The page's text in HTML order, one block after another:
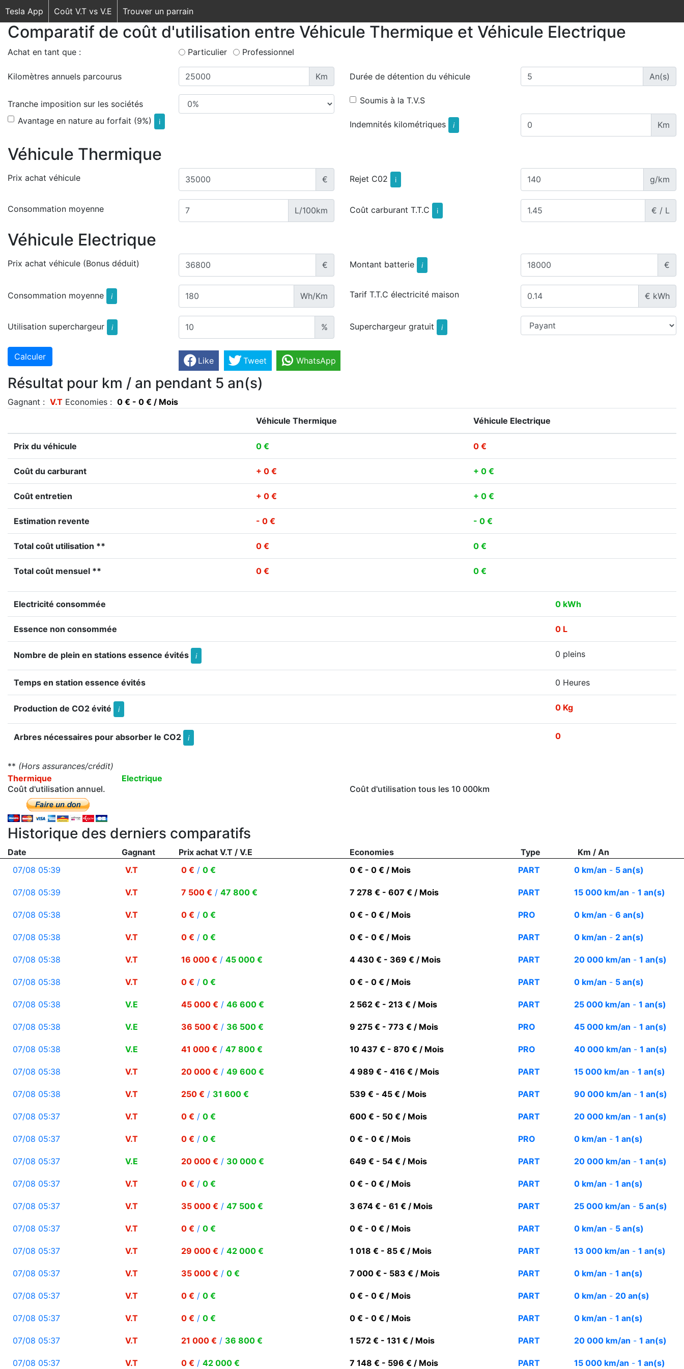
Tesla App Coût V.T vs V.E Trouver un parrain
Comparatif de coût d'utilisation entre Véhicule Thermique et Véhicule Electrique
Achat en tant que : Particulier Professionnel
Kilomètres annuels parcourus Km Durée de détention du véhicule An(s)
Tranche imposition sur les sociétés
Soumis à la T.V.S
Avantage en nature au forfait (9%)
i Indemnités kilométriques i Km
Véhicule Thermique
Prix achat véhicule € Rejet C02 i g/km
Consommation moyenne L/100km Coût carburant T.T.C i € / L
Véhicule Electrique
Prix achat véhicule (Bonus déduit) € Montant batterie i €
Consommation moyenne i Wh/Km Tarif T.T.C électricité maison € kWh
Utilisation superchargeur i % Superchargeur gratuit i
Like Tweet WhatsApp
Résultat pour km / an pendant 5 an(s)
Gagnant : V.T Economies : 0 € - 0 € / Mois
Véhicule Thermique
Véhicule Electrique
Prix du véhicule 0 € 0 €
Coût du carburant + 0 € + 0 €
Coût entretien + 0 € + 0 €
Estimation revente - 0 € - 0 €
Total coût utilisation ** 0 € 0 €
Total coût mensuel ** 0 € 0 €
Electricité consommée 0 kWh
Essence non consommée 0 L
Nombre de plein en stations essence évités i 0 pleins
Temps en station essence évités 0 Heures
Production de CO2 évité i 0 Kg
Arbres nécessaires pour absorber le CO2 i 0
** (Hors assurances/crédit)
Thermique
Electrique
Coût d'utilisation annuel.
Coût d'utilisation tous les 10 000km
Historique des derniers comparatifs
Date Gagnant Prix achat V.T / V.E Economies Type
Km / An
07/08 05:39
V.T 0 € / 0 € 0 € - 0 € / Mois PART 0 km/an - 5 an(s)
07/08 05:39 V.T 7 500 € / 47 800 € 7 278 € - 607 € / Mois PART 15 000 km/an -1 an(s)
07/08 05:38 V.T 0 € / 0 € 0 € - 0 € / Mois PRO 0 km/an -6 an(s)
07/08 05:38 V.T 0 € / 0 € 0 € - 0 € / Mois PART 0 km/an - 2 an(s)
07/08 05:38 V.T 16 000 € / 45 000 € 4 430 € - 369 € / Mois PART 20 000 km/an -1 an(s)
07/08 05:38 V.T 0 € / 0 € 0 € - 0 € / Mois PART 0 km/an - 5 an(s)
07/08 05:38 V.E 45 000 € / 46 600 € 2 562 € - 213 € / Mois PART 25 000 km/an -1 an(s)
07/08 05:38 V.E 36 500 € / 36 500 € 9 275 € - 773 € / Mois PRO 45 000 km/an -1 an(s)
07/08 05:38 V.E 41 000 € / 47 800 € 10 437 € - 870 € / Mois PRO 40 000 km/an -1 an(s)
07/08 05:38 V.T 20 000 € / 49 600 € 4 989 € - 416 € / Mois PART 15 000 km/an -1 an(s)
07/08 05:38 V.T 250 € / 31 600 € 539 € - 45 € / Mois PART 90 000 km/an -1 an(s)
07/08 05:37 V.T 0 € / 0 € 600 € - 50 € / Mois PART 20 000 km/an -1 an(s)
07/08 05:37 V.T 0 € / 0 € 0 € - 0 € / Mois PRO 0 km/an -1 an(s)
07/08 05:37 V.E 20 000 € / 30 000 € 649 € - 54 € / Mois PART 20 000 km/an -1 an(s)
07/08 05:37 V.T 0 € / 0 € 0 € - 0 € / Mois PART 0 km/an -1 an(s)
07/08 05:37 V.T 35 000 € / 47 500 € 3 674 € - 61 € / Mois PART 25 000 km/an - 5 an(s)
07/08 05:37 V.T 0 € / 0 € 0 € - 0 € / Mois PART 0 km/an - 5 an(s)
07/08 05:37 V.T 29 000 € / 42 000 € 1 018 € - 85 € / Mois PART 13 000 km/an -1 an(s)
07/08 05:37 V.T 35 000 € / 0 € 7 000 € - 583 € / Mois PART 0 km/an -1 an(s)
07/08 05:37 V.T 0 € / 0 € 0 € - 0 € / Mois PART 0 km/an - 20 an(s)
07/08 05:37 V.T 0 € / 0 € 0 € - 0 € / Mois PART 0 km/an -1 an(s)
07/08 05:37 V.T 21 000 € / 36 800 € 1 572 € - 131 € / Mois PART 20 000 km/an -1 an(s)
07/08 05:37 V.T 0 € / 42 000 € 7 148 € - 596 € / Mois PART 15 000 km/an -1 an(s)